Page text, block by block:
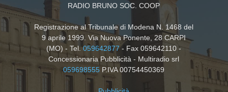
RADIO BRUNO SOC. COOP
Registrazione al Tribunale di Modena N. 1468 del
9 aprile 1999. Via Nuova Ponente, 28 CARPI
(MO) - Tel.059642877- Fax 059642110 -
Concessionaria Pubblicità - Multiradio srl
059698555 P.IVA 00754450369